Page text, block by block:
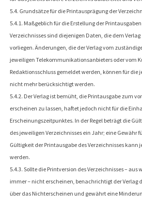
5.4. Grundsätze für die Printausprägung der
5.4.1. Maßgeblich für die Erstellung der
Verzeichnisses sind diejenigen Daten, die dem
vorliegen. Änderungen, die der Verlag vom
jeweiligen Telekommunikationsanbieters oder vom
Redaktionsschluss gemeldet werden, können für die
nicht mehr berücksichtigt werden.
5.4.2. Der Verlag ist bemüht, die Printausgabe zum
erscheinen zu lassen, haftet jedoch nicht für die
Erscheinungszeitpunktes. In der Regel beträgt die
des jeweiligen Verzeichnisses ein Jahr; eine Gewähr
Gültigkeit der Printausgabe des Verzeichnisses
werden.
5.4.3. Sollte die Printversion des Verzeichnisses –
immer – nicht erscheinen, benachrichtigt der Verlag
über das Nichterscheinen und gewährt eine